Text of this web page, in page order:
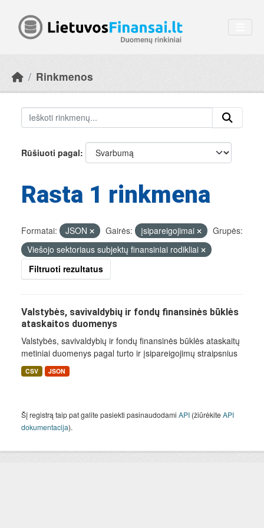
Rinkmenos
Rūšiuoti pagal
Rasta 1 rinkmena
Formatai: JSON Gairės: įsipareigojimai
Grupės:
Viešojo sektoriaus subjektų finansiniai rodikliai
Filtruoti rezultatus
Valstybės, savivaldybių ir fondų finansinės būklės
ataskaitos duomenys
Valstybės, savivaldybių ir fondų finansinės būklės ataskaitų
metiniai duomenys pagal turto ir įsipareigojimų straipsnius
CSV JSON
Šį registrą taip pat galite pasiekti pasinaudodami API (žiūrėkiteAPI
dokumentacija).